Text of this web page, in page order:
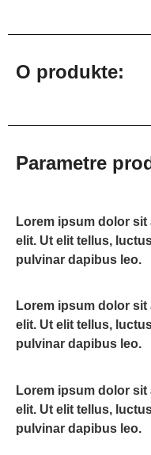
O produkte:
Parametre
Lorem ipsum dolor
elit. Ut elit tellus,
pulvinar dapibus leo.
Lorem ipsum dolor
elit. Ut elit tellus,
pulvinar dapibus leo.
Lorem ipsum dolor
elit. Ut elit tellus,
pulvinar dapibus leo.